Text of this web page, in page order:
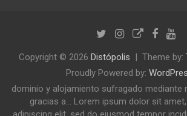
Copyright © 2026 Distópolis Theme by:
Proudly Powered by:
dominio y alojamiento sufragado mediante
gracias a... Lorem ipsum dolor sit